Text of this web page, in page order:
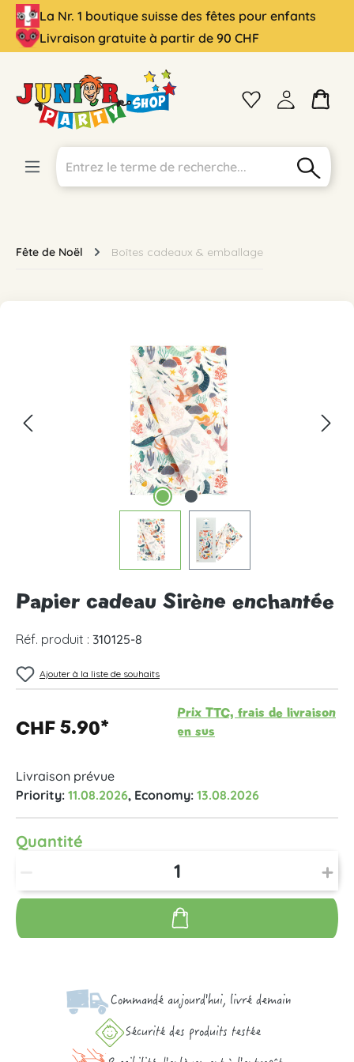
principal
La Nr. 1 boutique suisse des fêtes pour enfants
Livraison gratuite à partir de 90 CHF
Fête de Noël Boîtes cadeaux & emballage
Ignorer la galerie d'images
Papier cadeau Sirène enchantée
Réf. produit : 310125-8
Ajouter à la liste de souhaits
CHF 5.90*
Prix TTC, frais de livraison
en sus
Livraison prévue
Priority: 11.08.2026, Economy: 13.08.2026
Quantité
Commandé aujourd'hui, livré demain
Sécurité des produits testée